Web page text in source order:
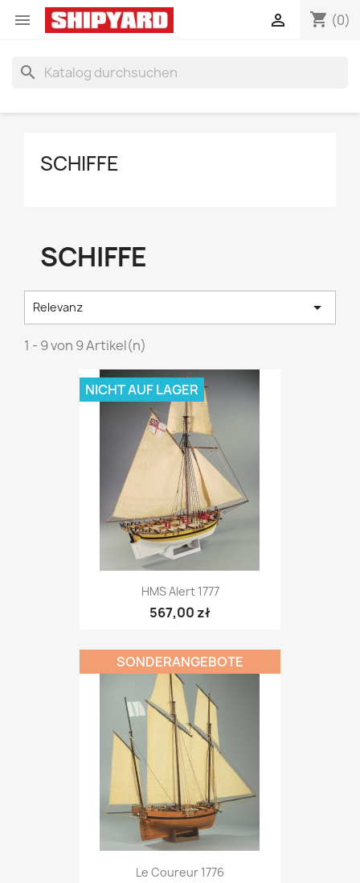
 shopping_cart (0)

search
SCHIFFE
SCHIFFE
Relevanz 
1 - 9 von 9 Artikel(n)
HMS Alert 1777
567,00 zł
NICHT AUF LAGER
Le Coureur 1776
SONDERANGEBOTE